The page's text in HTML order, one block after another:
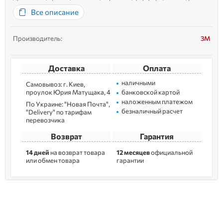
и композитных материалов. Они особенно эффективны при
удалении ворса с древесины или МДФ во время лакировки,...
Все описание
Производитель: 3M
Доставка
Самовывоз: г. Kиев,
пpoулoк Юрия Матущака, 4
По Украине: "Новая Почта",
"Delivery" по тарифам
перевозчика
Оплата
наличными
банковской картой
наложенным платежом
безналичный расчет
Возврат
14 дней на возврат товара
или обмен товара
Гарантия
12 месяцевофициальной
гарантии